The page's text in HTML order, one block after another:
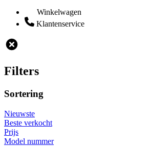
Winkelwagen
Klantenservice
Filters
Sortering
Nieuwste
Beste verkocht
Prijs
Model nummer